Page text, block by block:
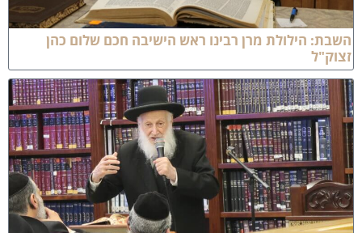
הילולת מרן רבינו ראש הישיבה חכם שלום כהן